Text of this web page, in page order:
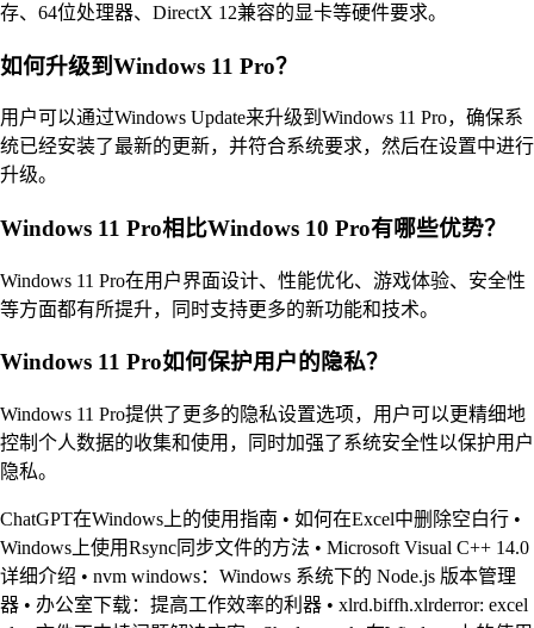
存、64位处理器、DirectX 12兼容的显卡等硬件要求。
如何升级到Windows 11 Pro？
用户可以通过Windows Update来升级到Windows 11 Pro，确保系
统已经安装了最新的更新，并符合系统要求，然后在设置中进行
升级。
Windows 11 Pro相比Windows 10 Pro有哪些优势？
Windows 11 Pro在用户界面设计、性能优化、游戏体验、安全性
等方面都有所提升，同时支持更多的新功能和技术。
Windows 11 Pro如何保护用户的隐私？
Windows 11 Pro提供了更多的隐私设置选项，用户可以更精细地
控制个人数据的收集和使用，同时加强了系统安全性以保护用户
隐私。
ChatGPT在Windows上的使用指南 • 如何在Excel中删除空白行 •
Windows上使用Rsync同步文件的方法 • Microsoft Visual C++ 14.0
详细介绍 • nvm windows：Windows 系统下的 Node.js 版本管理
器 • 办公室下载：提高工作效率的利器 • xlrd.biffh.xlrderror: excel